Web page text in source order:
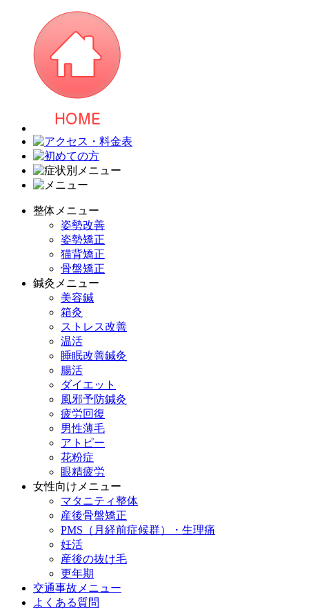
整体メニュー
姿勢改善
姿勢矯正
猫背矯正
骨盤矯正
鍼灸メニュー
美容鍼
箱灸
ストレス改善
温活
睡眠改善鍼灸
腸活
ダイエット
風邪予防鍼灸
疲労回復
男性薄毛
アトピー
花粉症
眼精疲労
女性向けメニュー
マタニティ整体
産後骨盤矯正
PMS（月経前症候群）・生理痛
妊活
産後の抜け毛
更年期
交通事故メニュー
よくある質問